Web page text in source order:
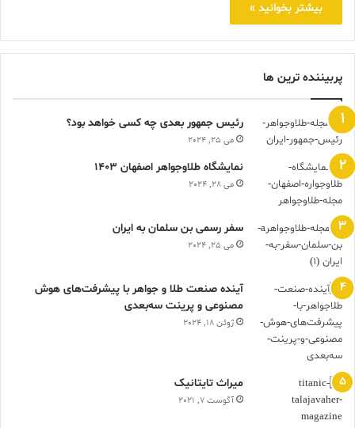
بیشتر بخوانید »
پربیننده ترین ها
رئیس جمهور بعدی چه کسی خواهد بود؟
می 25, 2024
نمایشگاه طلاوجواهر اصفهان 1403
می 28, 2024
سفر رسمی بن سلمان به ایران
می 25, 2024
آینده صنعت طلا و جواهر با پیشرفت‌های هوش
مصنوعی و پرینت سه‌بعدی
ژوئن 18, 2024
ميراث تايتانيک
آگوست 7, 2021